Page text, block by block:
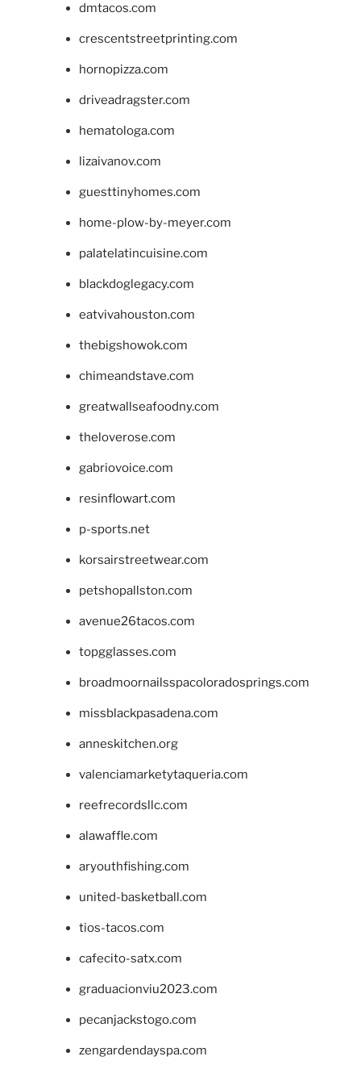
dmtacos.com
crescentstreetprinting.com
hornopizza.com
driveadragster.com
hematologa.com
lizaivanov.com
guesttinyhomes.com
home-plow-by-meyer.com
palatelatincuisine.com
blackdoglegacy.com
eatvivahouston.com
thebigshowok.com
chimeandstave.com
greatwallseafoodny.com
theloverose.com
gabriovoice.com
resinflowart.com
p-sports.net
korsairstreetwear.com
petshopallston.com
avenue26tacos.com
topgglasses.com
broadmoornailsspacoloradosprings.com
missblackpasadena.com
anneskitchen.org
valenciamarketytaqueria.com
reefrecordsllc.com
alawaffle.com
aryouthfishing.com
united-basketball.com
tios-tacos.com
cafecito-satx.com
graduacionviu2023.com
pecanjackstogo.com
zengardendayspa.com